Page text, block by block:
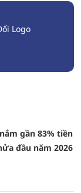
Logo
gần 83% tiền
đầu năm 2026